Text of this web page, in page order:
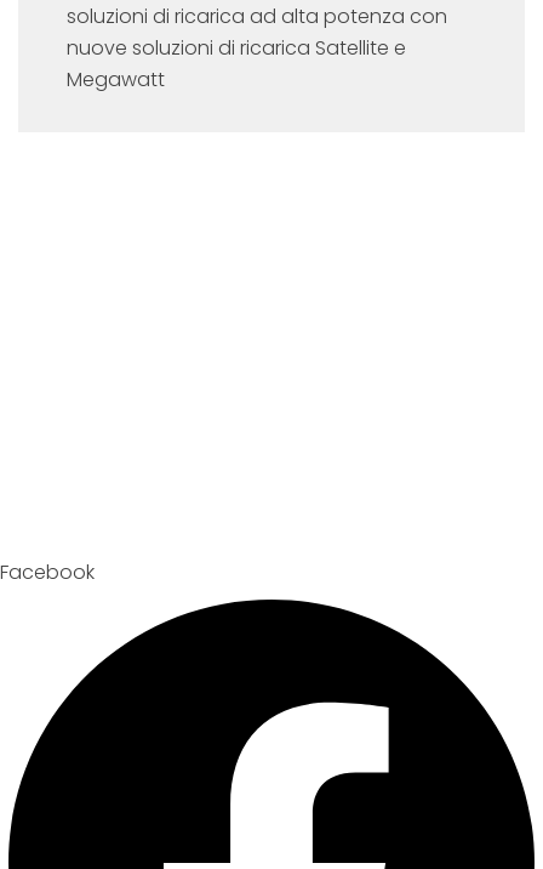
soluzioni di ricarica ad alta potenza con
nuove soluzioni di ricarica Satellite e
Megawatt
Facebook